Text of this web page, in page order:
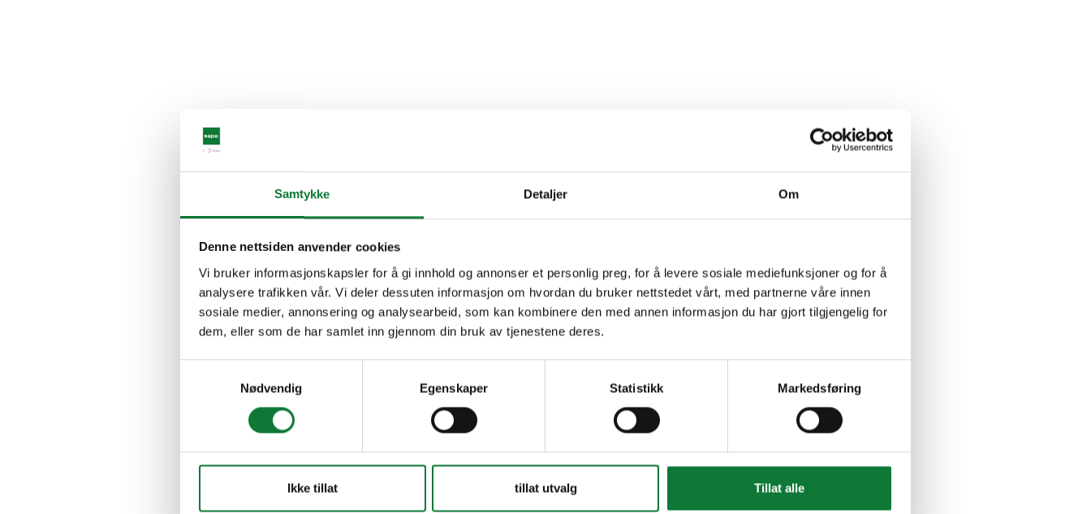
Samtykke Detaljer Om
Denne nettsiden anvender cookies
Vi bruker informasjonskapsler for å gi innhold og annonser et personlig preg, for å levere sosiale mediefunksjoner og for å
analysere trafikken vår. Vi deler dessuten informasjon om hvordan du bruker nettstedet vårt, med partnerne våre innen
sosiale medier, annonsering og analysearbeid, som kan kombinere den med annen informasjon du har gjort tilgjengelig for
dem, eller som de har samlet inn gjennom din bruk av tjenestene deres.
Nødvendig
Egenskaper Statistikk Markedsføring
Ikke tillat tillat utvalg Tillat alle